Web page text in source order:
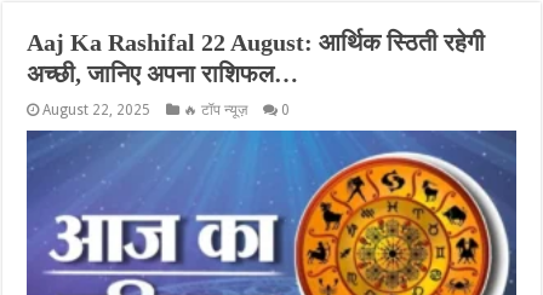
Aaj Ka Rashifal 22 August: आर्थिक स्ठिती रहेगी
अच्छी, जानिए अपना राशिफल…
August 22, 2025 🔥 टॉप न्यूज़ 0